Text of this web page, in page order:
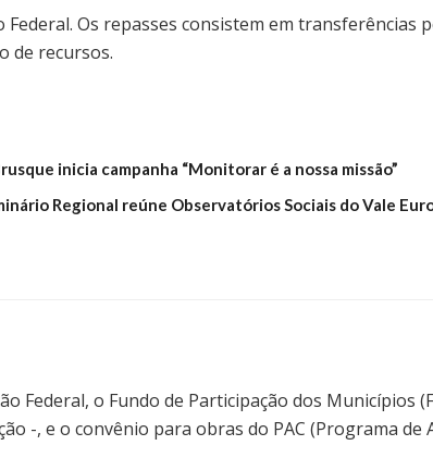
Os repasses consistem em transferências
de recursos.
inicia campanha “Monitorar é a nossa missão”
Regional reúne Observatórios Sociais do Vale
Federal, o Fundo de Participação dos Municípios
-, e o convênio para obras do PAC (Programa de